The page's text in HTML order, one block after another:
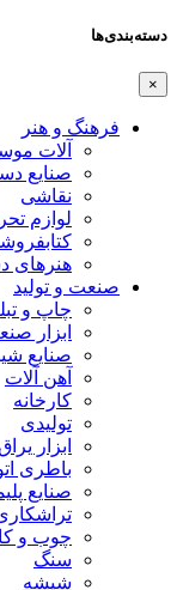
دسته‌بندی‌ها
×
فرهنگ و هنر
آلات
صنایع
نقاشی
لوازم
هنرهای
صنعت و تولید
چاپ و
ابزار
صنایع
آهن آلات
کارخانه
تولیدی
ابزار یراق
باطری
صنایع
تراشکاری
چوب و
سنگ
شیشه